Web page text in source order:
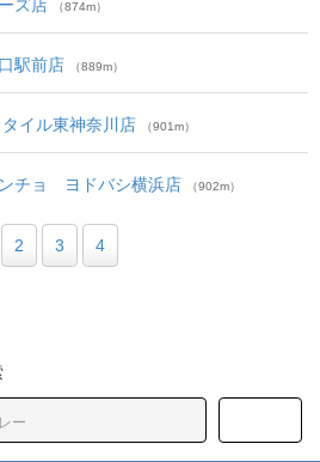
ズ店 （874m）
駅前店 （889m）
イル東神奈川店 （901m）
チョ ヨドバシ横浜店 （902m）
2 3 4